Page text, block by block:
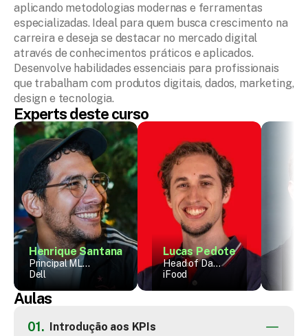
aplicando metodologias modernas e ferramentas
especializadas. Ideal para quem busca crescimento na
carreira e deseja se destacar no mercado digital
através de conhecimentos práticos e aplicados.
Desenvolve habilidades essenciais para profissionais
que trabalham com produtos digitais, dados, marketing,
design e tecnologia.
Experts deste curso
Henrique Santana
Principal ML
Engineer
Dell
Lucas Pedote
Head of Data
& AI
iFood
Aulas
01. Introdução aos KPIs